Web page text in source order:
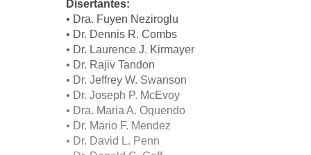
Disertantes:
• Dra. Fuyen Neziroglu
• Dr. Dennis R. Combs
• Dr. Laurence J. Kirmayer
• Dr. Rajiv Tandon
• Dr. Jeffrey W. Swanson
• Dr. Joseph P. McEvoy
• Dra. Maria A. Oquendo
• Dr. Mario F. Mendez
• Dr. David L. Penn